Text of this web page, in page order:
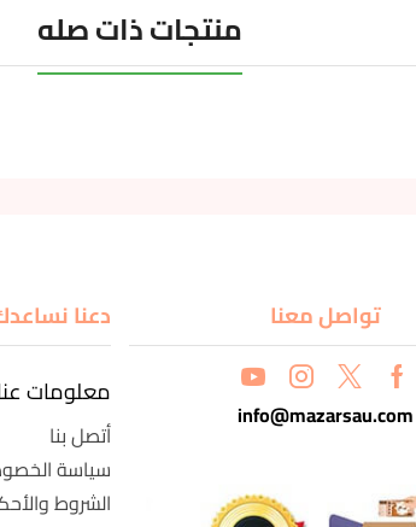
منتجات ذات صله
تواصل معنا
info@mazarsau.com
دعنا
معلومات
أتصل بنا
سياسة
الشروط